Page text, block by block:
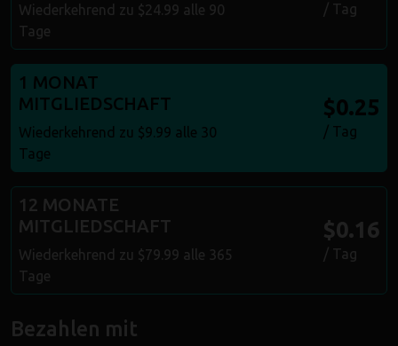
Wiederkehrend zu $24.99 alle 90
Tage
/ Tag
1 MONAT
MITGLIEDSCHAFT
Wiederkehrend zu $9.99 alle 30
Tage
$0.25
/ Tag
12 MONATE
MITGLIEDSCHAFT
Wiederkehrend zu $79.99 alle 365
Tage
$0.16
/ Tag
Bezahlen mit